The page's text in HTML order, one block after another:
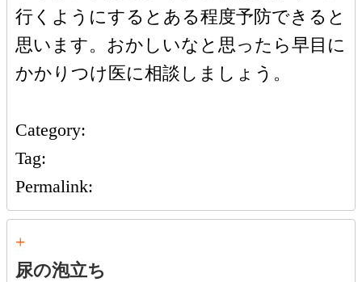
行くようにするとある程度予防できると
思います。おかしいなと思ったら早目に
かかりつけ医に相談しましょう。
Category:
Tag:
Permalink:
+
尿の泡立ち